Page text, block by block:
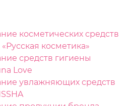
косметических средств
косметика»
средств гигиены
Love
увлажняющих средств